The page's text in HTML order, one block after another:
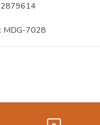
MDG-7028